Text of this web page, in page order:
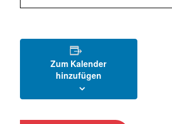
Zum Kalender
hinzufügen